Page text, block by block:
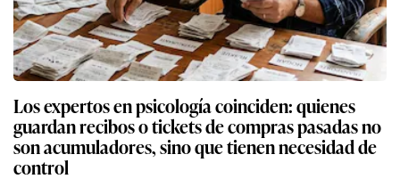
Los expertos en psicología coinciden: quienes
guardan recibos o tickets de compras pasadas no
son acumuladores, sino que tienen necesidad de
control